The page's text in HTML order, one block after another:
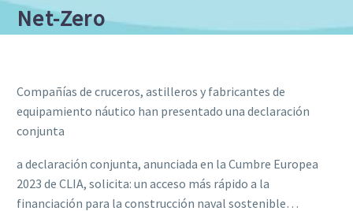
Net-Zero
Compañías de cruceros, astilleros y fabricantes de
equipamiento náutico han presentado una declaración
conjunta
a declaración conjunta, anunciada en la Cumbre Europea
2023 de CLIA, solicita: un acceso más rápido a la
financiación para la construcción naval sostenible…